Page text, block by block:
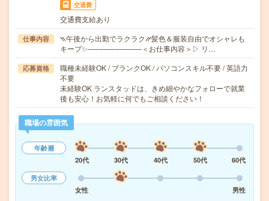
交通費
交通費支給あり
仕事内容
⳹午後から出勤でラクラク⳼髪色＆服装自由でオシャレも
キープ✨──────────＜お仕事内容＞▷ リ…
応募資格
職種未経験OK / ブランクOK / パソコンスキル不要 / 英語力
不要
未経験OK ランスタッドは、きめ細やかなフォローで就業
後も安心！お気軽に何でもご相談ください！
職場の雰囲気
年齢層
20代
30代 40代 50代
60代
男女比率
女性
男性